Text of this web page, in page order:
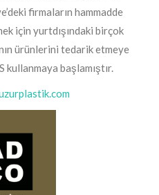
firmaların hammadde
için yurtdışındaki birçok
ürünlerini tedarik etmeye
kullanmaya başlamıştır.